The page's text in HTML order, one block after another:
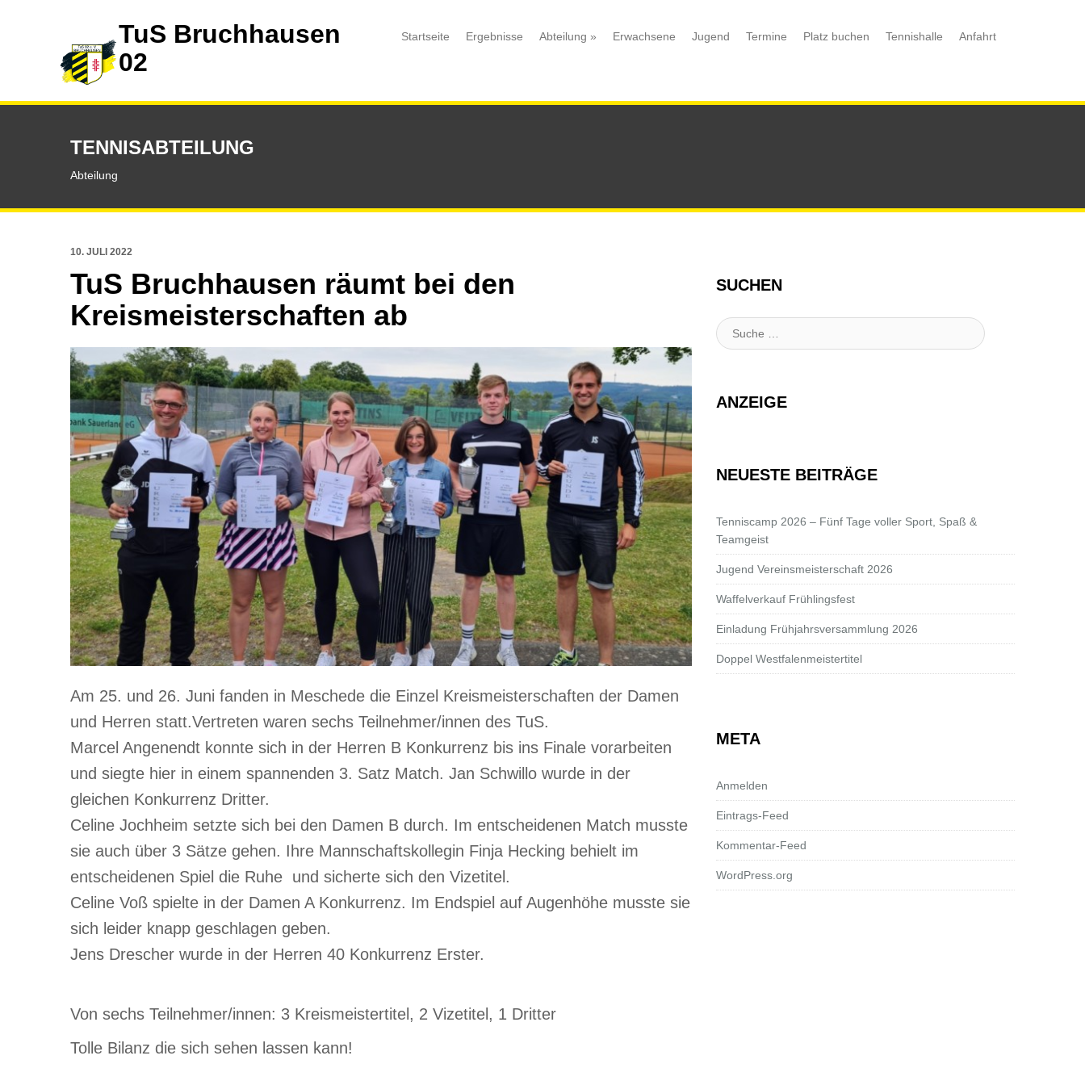
TuS Bruchhausen
02
Startseite Ergebnisse Abteilung » Erwachsene Jugend Termine Platz buchen Tennishalle Anfahrt
TENNISABTEILUNG
Abteilung
10. JULI 2022
TuS Bruchhausen räumt bei den
Kreismeisterschaften ab
Am 25. und 26. Juni fanden in Meschede die Einzel Kreismeisterschaften der Damen
und Herren statt.Vertreten waren sechs Teilnehmer/innen des TuS.
Marcel Angenendt konnte sich in der Herren B Konkurrenz bis ins Finale vorarbeiten
und siegte hier in einem spannenden 3. Satz Match. Jan Schwillo wurde in der
gleichen Konkurrenz Dritter.
Celine Jochheim setzte sich bei den Damen B durch. Im entscheidenen Match musste
sie auch über 3 Sätze gehen. Ihre Mannschaftskollegin Finja Hecking behielt im
entscheidenen Spiel die Ruhe und sicherte sich den Vizetitel.
Celine Voß spielte in der Damen A Konkurrenz. Im Endspiel auf Augenhöhe musste sie
sich leider knapp geschlagen geben.
Jens Drescher wurde in der Herren 40 Konkurrenz Erster.
Von sechs Teilnehmer/innen: 3 Kreismeistertitel, 2 Vizetitel, 1 Dritter
Tolle Bilanz die sich sehen lassen kann!
SUCHEN
Suche
:
ANZEIGE
NEUESTE BEITRÄGE
Tenniscamp 2026 – Fünf Tage voller Sport, Spaß &
Teamgeist
Jugend Vereinsmeisterschaft 2026
Waffelverkauf Frühlingsfest
Einladung Frühjahrsversammlung 2026
Doppel Westfalenmeistertitel
META
Anmelden
Eintrags-Feed
Kommentar-Feed
WordPress.org